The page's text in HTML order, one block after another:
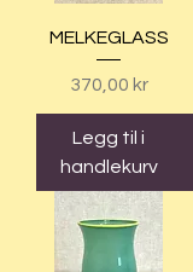
MELKEGLASS
Pris
370,00 kr
Legg til i
handlekurv